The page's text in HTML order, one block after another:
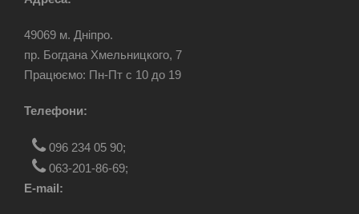
49069 м. Дніпро.
пр. Богдана Хмельницкого, 7
Працюємо: Пн-Пт c 10 до 19
Телефони:
096 234 05 90;
063-201-86-69;
E-mail: